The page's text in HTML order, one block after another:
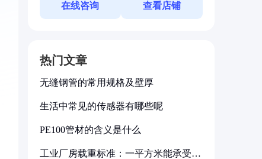
在线咨询 查看店铺
热门文章
无缝钢管的常用规格及壁厚
生活中常见的传感器有哪些呢
PE100管材的含义是什么
工业厂房载重标准：一平方米能承受多